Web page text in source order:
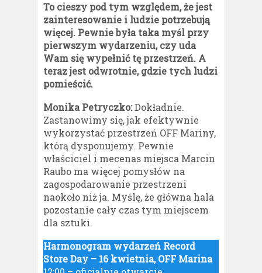
To cieszy pod tym względem, że jest
zainteresowanie i ludzie potrzebują
więcej. Pewnie była taka myśl przy
pierwszym wydarzeniu, czy uda
Wam się wypełnić tę przestrzeń. A
teraz jest odwrotnie, gdzie tych ludzi
pomieścić.
Monika Petryczko:Dokładnie.
Zastanowimy się, jak efektywnie
wykorzystać przestrzeń OFF Mariny,
którą dysponujemy. Pewnie
właściciel i mecenas miejsca Marcin
Raubo ma więcej pomysłów na
zagospodarowanie przestrzeni
naokoło niż ja. Myślę, że główna hala
pozostanie cały czas tym miejscem
dla sztuki.
Harmonogram wydarzeń Record
Store Day – 16 kwietnia, OFF Marina